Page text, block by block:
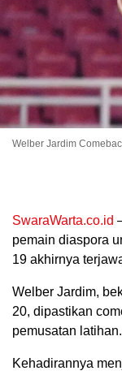
Welber Jardim
SwaraWarta.co.id
pemain diaspora
19 akhirnya
Welber Jardim,
20, dipastikan
pemusatan latihan.
Kehadirannya
.